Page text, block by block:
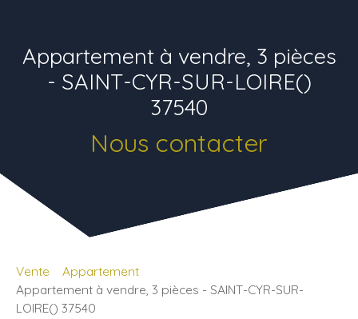
Appartement à vendre, 3 pièces
- SAINT-CYR-SUR-LOIRE()
37540
Nous contacter
Vente
Appartement
Appartement à vendre, 3 pièces - SAINT-CYR-SUR-
LOIRE() 37540